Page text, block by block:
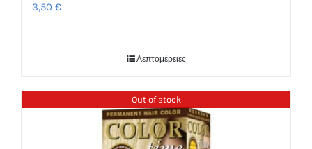
3,50 €
Λεπτομέρειες
Out of stock